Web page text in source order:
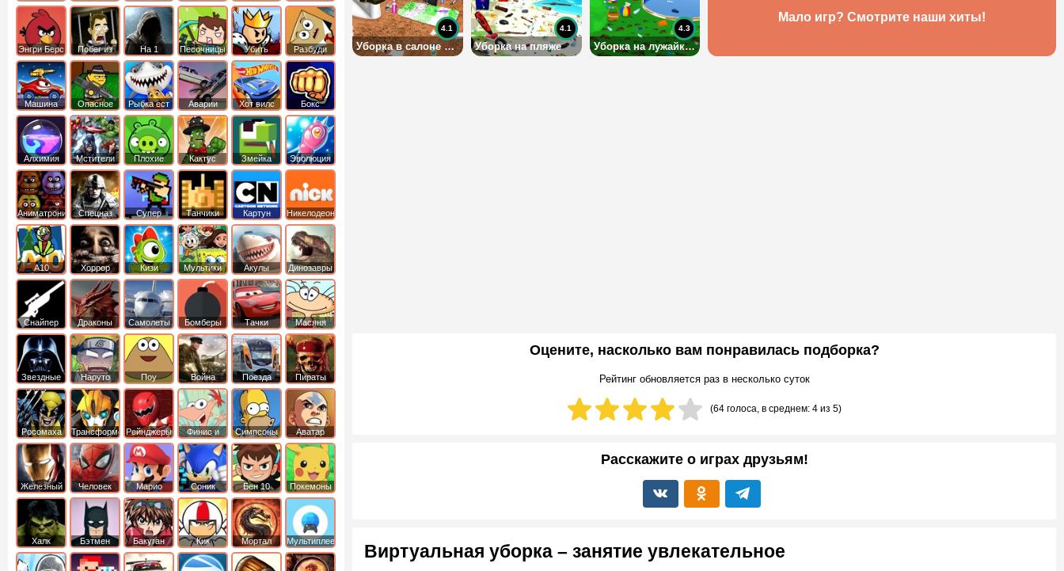
Уборка в салоне красоты
4.1
Уборка на пляже
4.1
Уборка на лужайке у дома
4.3
Мало игр? Смотрите наши хиты!
Оцените, насколько вам понравилась подборка?
Рейтинг обновляется раз в несколько суток
(64 голоса, в среднем: 4из 5)
Расскажите о играх друзьям!
Виртуальная уборка – занятие увлекательное
мороженое
головами
джерри
Приключения
Энгри Берс
Побег из
тюрьмы
На 1 Песочницы
Убить
короля
Разбуди
коробку
Машина
ест
машину
Опасное
оружие
Рыбка ест
рыбку
Аварии
машин
Хот вилс Бокс
Алхимия Мстители
Плохие
свинки
Кактус
маккой
Змейка Эволюция
Аниматроники Спецназ
Супер
бойцы
Танчики
Картун
нетворк
Никелодеон
А10 Хоррор Кизи Мультики Акулы Динозавры
Снайпер Драконы Самолеты Бомберы Тачки Масяня
Звездные
войны
Наруто Поу Война Поезда
Пираты
Карибского
Моря
Росомаха ТрансформерыРейнджеры
Самураи
Финис и
Ферб
Симпсоны
Аватар
легенда об
Аанге
Железный
человек
Человек
Паук
Марио Соник Бен 10 Покемоны
Халк Бэтмен Бакуган
Кик
Бутовский
Мортал
комбат
Мультиплеер